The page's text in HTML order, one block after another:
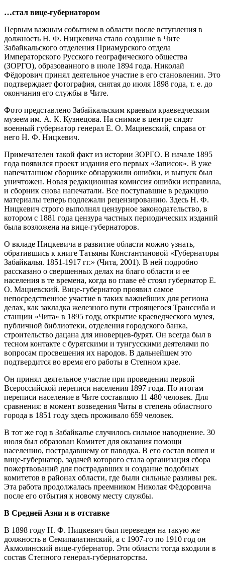
…стал вице-губернатором
Первым важным событием в области после вступления в
должность Н. Ф. Ницкевича стало создание в Чите
Забайкальского отделения Приамурского отдела
Императорского Русского географического общества
(ЗОРГО), образованного в июле 1894 года. Николай
Фёдорович принял деятельное участие в его становлении. Это
подтверждает фотография, снятая до июля 1898 года, т. е. до
окончания его службы в Чите.
Фото представлено Забайкальским краевым краеведческим
музеем им. А. К. Кузнецова. На снимке в центре сидят
военный губернатор генерал Е. О. Мациевский, справа от
него Н. Ф. Ницкевич.
Примечателен такой факт из истории ЗОРГО. В начале 1895
года появился проект издания его первых «Записок». В уже
напечатанном сборнике обнаружили ошибки, и выпуск был
уничтожен. Новая редакционная комиссия ошибки исправила,
и сборник снова напечатали. Все поступавшие в редакцию
материалы теперь подлежали рецензированию. Здесь Н. Ф.
Ницкевич строго выполнял цензурное законодательство, в
котором с 1881 года цензура частных периодических изданий
была возложена на вице-губернаторов.
О вкладе Ницкевича в развитие области можно узнать,
обратившись к книге Татьяны Константиновой «Губернаторы
Забайкалья. 1851-1917 гг.» (Чита, 2001). В ней подробно
рассказано о свершенных делах на благо области и ее
населения в те времена, когда во главе её стоял губернатор Е.
О. Мациевский. Вице-губернатор проявил самое
непосредственное участие в таких важнейших для региона
делах, как закладка железного пути строящегося Транссиба и
станции «Чита» в 1895 году, открытие краеведческого музея,
публичной библиотеки, отделения городского банка,
строительство дацана для иноверцев-бурят. Он всегда был в
тесном контакте с бурятскими и тунгусскими деятелями по
вопросам просвещения их народов. В дальнейшем это
подтвердится во время его работы в Степном крае.
Он принял деятельное участие при проведении первой
Всероссийской переписи населения 1897 года. По итогам
переписи население в Чите составляло 11 480 человек. Для
сравнения: в момент возведения Читы в степень областного
города в 1851 году здесь проживало 659 человек.
В тот же год в Забайкалье случилось сильное наводнение. 30
июля был образован Комитет для оказания помощи
населению, пострадавшему от паводка. В его состав вошел и
вице-губернатор, задачей которого стала организация сбора
пожертвований для пострадавших и создание подобных
комитетов в районах области, где были сильные разливы рек.
Эта работа продолжалась преемником Николая Фёдоровича
после его отбытия к новому месту службы.
В Средней Азии и в отставке
В 1898 году Н. Ф. Ницкевич был переведен на такую же
должность в Семипалатинский, а с 1907-го по 1910 год он
Акмолинский вице-губернатор. Эти области тогда входили в
состав Степного генерал-губернаторства.